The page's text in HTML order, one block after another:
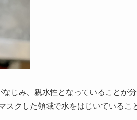
じみ、親水性となっていることが
クした領域で水をはじいているこ